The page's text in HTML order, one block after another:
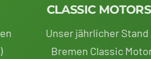
CLASSIC
Unser jährlicher
Bremen Classic